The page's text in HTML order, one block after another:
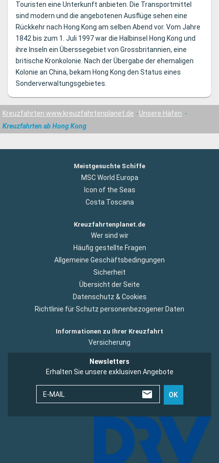
Touristen eine Unterkunft anbieten. Die Transportmittel
sind modern und die angebotenen Ausflüge sehen eine
Rückkehr nach Hong Kong am selben Abend vor. Vom Jahre
1842 bis zum 1. Juli 1997 war die Halbinsel Hong Kong und
ihre Inseln ein Überssegebiet von Grossbritannien, eine
britische Kronkolonie. Nach der Übergabe der ehemaligen
Kolonie an China, bekam Hong Kong den Status eines
Sonderverwaltungsgebietes.
Kreuzfahrten www.kreuzfahrtenplanet.de
Unsere Häfen
Kreuzfahrten ab Hong Kong
Meistgesuchte Schiffe
MSC World Europa
Icon of the Seas
Costa Toscana
Kreuzfahrtenplanet.de
Wer sind wir
Häufig gestellte Fragen
Allgemeine Geschäftsbedingungen
Sicherheit
Übersicht der Seite
Datenschutz & Cookies
Richtlinie für Schutz personenbezogener Daten
Informationen zu Ihrer Kreuzfahrt
Versicherung
Newsletters
Erhalten Sie unsere exklusiven Angebote
E-MAIL OK